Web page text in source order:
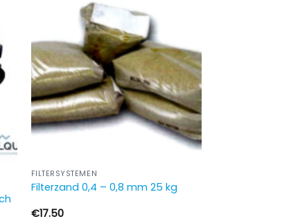
FILTERSYSTEMEN
Filterzand 0,4 – 0,8 mm 25 kg
€17.50